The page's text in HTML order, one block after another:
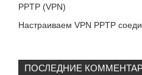
PPTP (VPN)
Настраиваем VPN PPTP
ПОСЛЕДНИЕ